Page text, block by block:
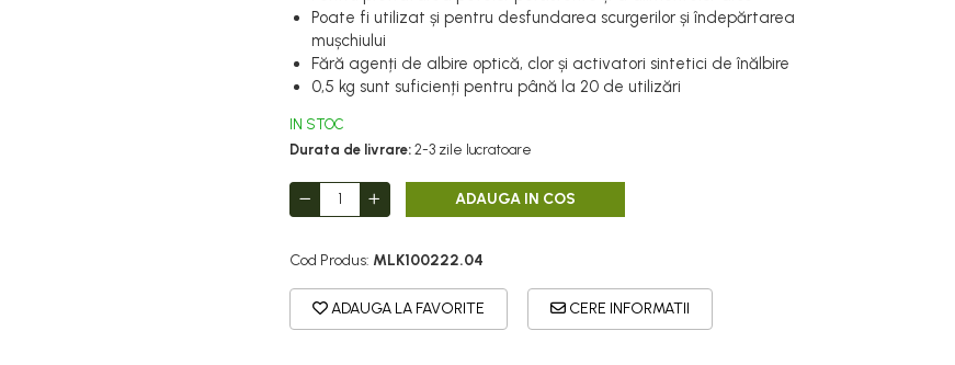
Poate fi utilizat și pentru desfundarea scurgerilor și îndepărtarea
mușchiului
Fără agenți de albire optică, clor și activatori sintetici de înălbire
0,5 kg sunt suficienți pentru până la 20 de utilizări
IN STOC
Durata de livrare: 2-3 zile lucratoare
ADAUGA IN COS
Cod Produs: MLK100222.04
ADAUGA LA FAVORITE CERE INFORMATII